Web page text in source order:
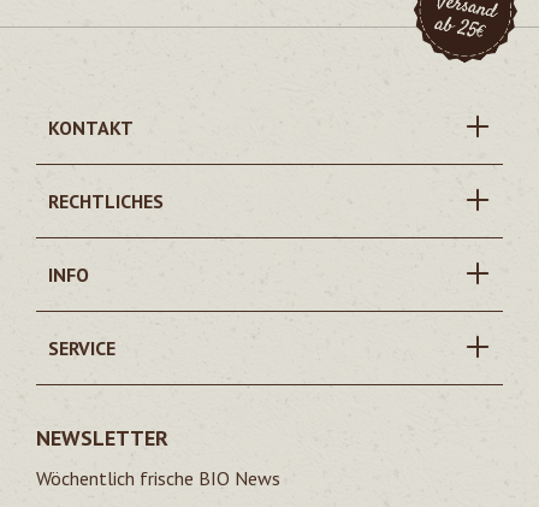
KONTAKT
RECHTLICHES
INFO
SERVICE
NEWSLETTER
Wöchentlich frische BIO News